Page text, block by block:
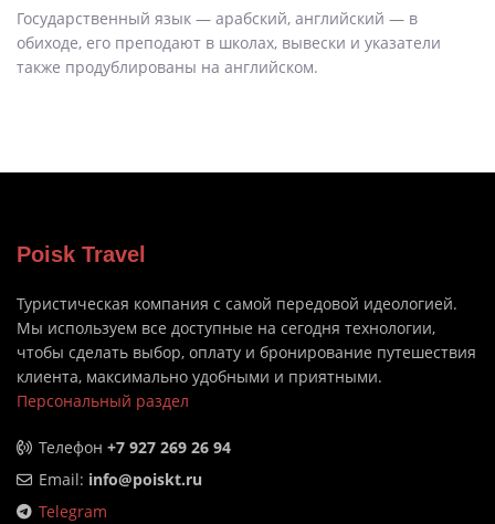
Государственный язык — арабский, английский — в
обиходе, его преподают в школах, вывески и указатели
также продублированы на английском.
Poisk Travel
Туристическая компания с самой передовой идеологией.
Мы используем все доступные на сегодня технологии,
чтобы сделать выбор, оплату и бронирование путешествия
клиента, максимально удобными и приятными.
Персональный раздел
Телефон +7 927 269 26 94
Email: info@poiskt.ru
Telegram